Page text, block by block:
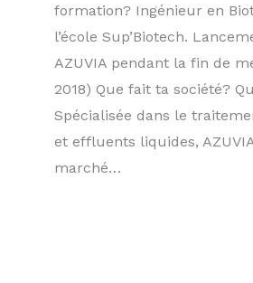
formation? Ingénieur en
l’école Sup’Biotech.
AZUVIA pendant la fin de
2018) Que fait ta société?
Spécialisée dans le
et effluents liquides,
marché…